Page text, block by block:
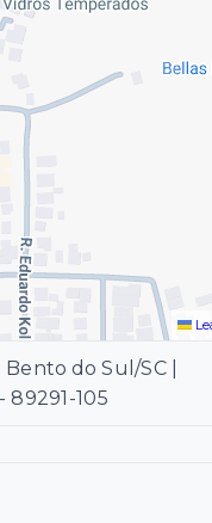
do Sul/SC |
- 89291-105